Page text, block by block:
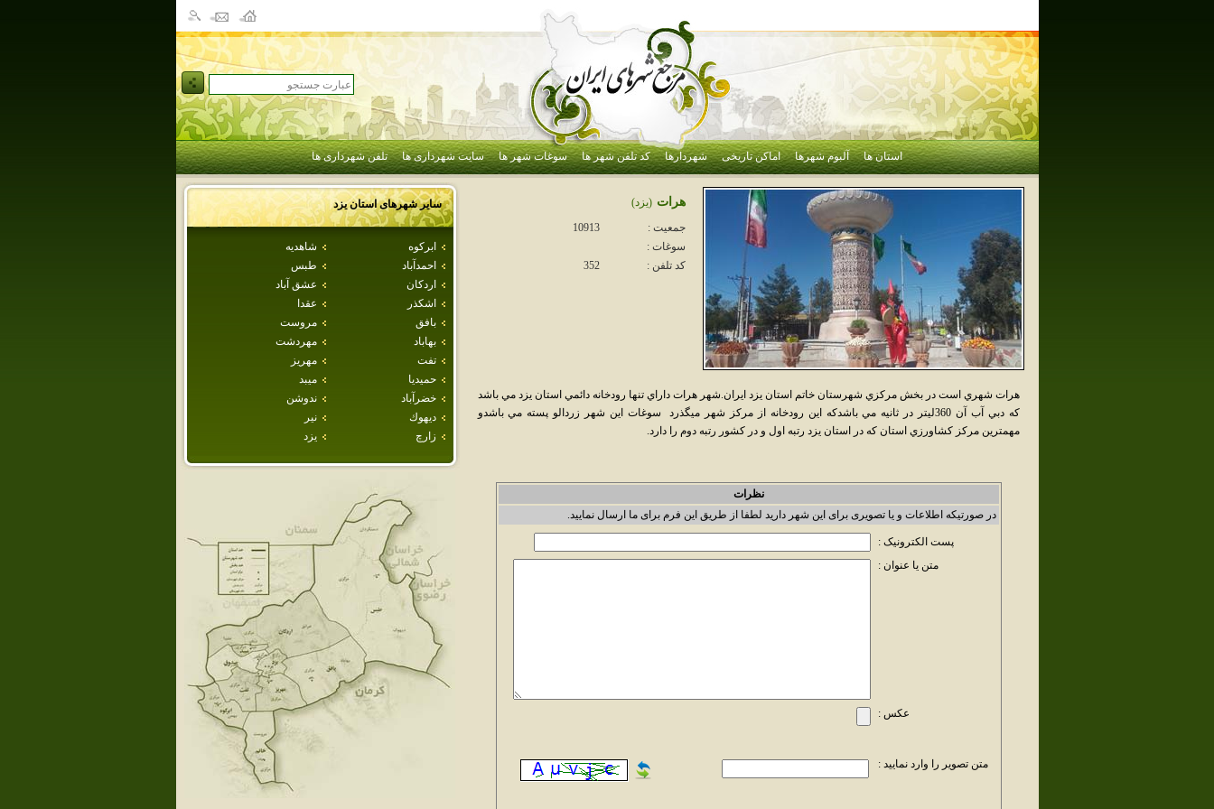
استان ها آلبوم شهرها اماکن تاریخی شهردارها کد تلفن شهر ها سوغات شهر ها سایت شهرداری ها تلفن شهرداری ها
سایر شهرهای استانيزد
ابركوه
شاهديه
احمدآباد
طبس
اردكان
عشق آباد
اشكذر
عقدا
بافق
مروست
بهاباد
مهردشت
تفت
مهريز
حميديا
ميبد
خضرآباد
ندوشن
ديهوك
نير
زارچ
يزد
هرات (يزد)
جمعیت :
10913
سوغات :
کد تلفن :
352
هرات شهري است در بخش مرکزي شهرستان خاتم استان يزد ايران.شهر هرات داراي تنها رودخانه دائمي استان يزد مي باشد
كه دبي آب آن 360ليتر در ثانيه مي باشدكه اين رودخانه از مركز شهر ميگذرد سوغات اين شهر زردالو پسته مي باشدو
مهمترين مركز كشاورزي استان كه در استان يزد رتبه اول و در كشور رتبه دوم را دارد.
نظرات
در صورتیکه اطلاعات و یا تصویری برای این شهر دارید لطفا از طریق این فرم برای ما ارسال نمایید.
پست الکترونیک :
متن یا عنوان :
عکس :
متن تصویر را وارد نمایید :